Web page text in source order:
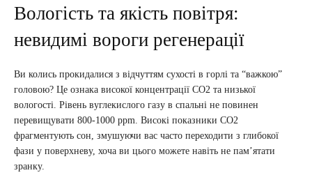
Вологість та якість повітря:
невидимі вороги регенерації
Ви колись прокидалися з відчуттям сухості в горлі та “важкою”
головою? Це ознака високої концентрації CO2 та низької
вологості. Рівень вуглекислого газу в спальні не повинен
перевищувати 800-1000 ppm. Високі показники CO2
фрагментують сон, змушуючи вас часто переходити з глибокої
фази у поверхневу, хоча ви цього можете навіть не пам’ятати
зранку.